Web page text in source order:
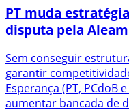
PT muda
disputa pela Aleam
Sem conseguir
garantir
Esperança (PT, PCdoB
aumentar bancada de